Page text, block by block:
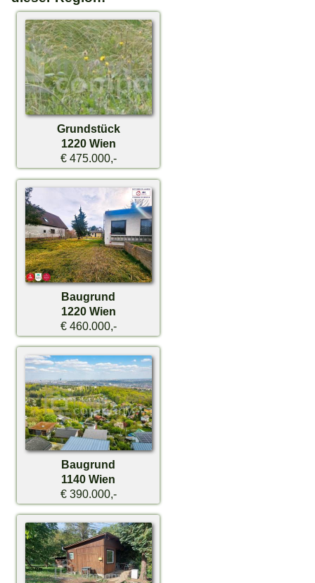
Grundstück
1220 Wien
€ 475.000,-
Baugrund
1220 Wien
€ 460.000,-
Baugrund
1140 Wien
€ 390.000,-